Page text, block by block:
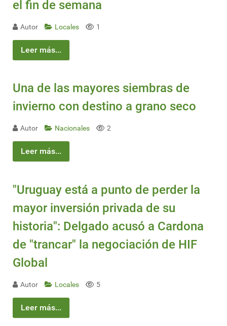
el fin de semana
Autor Locales 1
Leer más...
Una de las mayores siembras de
invierno con destino a grano seco
Autor Nacionales 2
Leer más...
"Uruguay está a punto de perder la
mayor inversión privada de su
historia": Delgado acusó a Cardona
de "trancar" la negociación de HIF
Global
Autor Locales 5
Leer más...